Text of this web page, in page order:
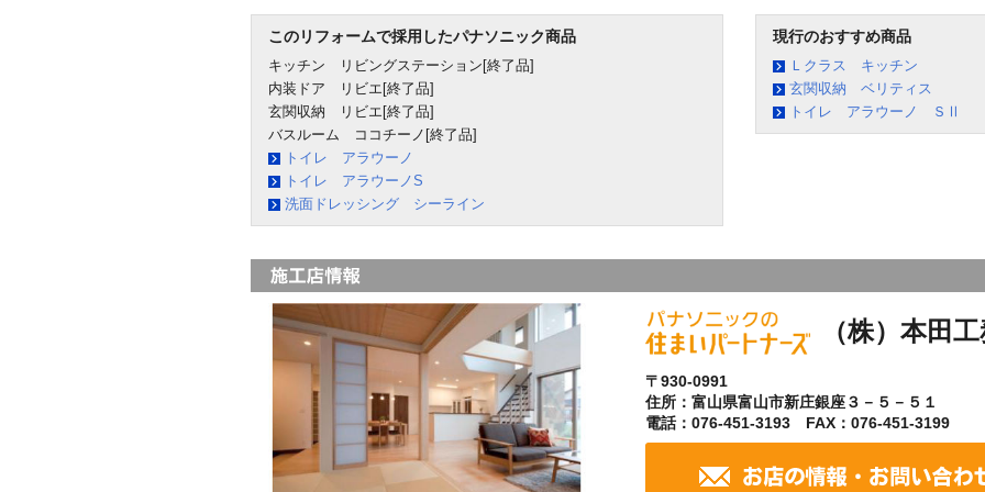
このリフォームで採用したパナソニック商品
キッチン リビングステーション[終了品]
内装ドア リビエ[終了品]
玄関収納 リビエ[終了品]
バスルーム ココチーノ[終了品]
トイレ アラウーノ
トイレ アラウーノS
洗面ドレッシング シーライン
現行のおすすめ商品
Ｌクラス キッチン
玄関収納 ベリティス
トイレ アラウーノ ＳⅡ
（株）本田
〒930-0991
住所：富山県富山市新庄銀座３－５－５１
電話：076-451-3193 FAX：076-451-3199